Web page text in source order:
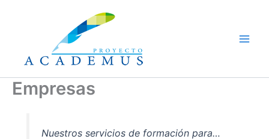
Empresas
Nuestros servicios de formación para…